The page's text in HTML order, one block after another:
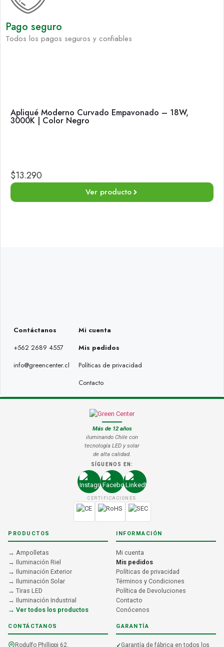
Pago seguro
Todos los pagos seguros y confiables
Apliqué Moderno Curvado Empavonado – 18W,
3000K | Color Negro
$13.290
Ver producto
Contáctanos
+562 2689 4557
info@greencenter.cl
Mi cuenta
Mis pedidos
Políticas de privacidad
Contacto
Más de 12 años
iluminando Chile con
tecnología LED y solar
de alta calidad.
SÍGUENOS EN:
CERTIFICACIONES
PRODUCTOS
→ Ampolletas
→ Iluminación Riel
→ Iluminación Exterior
→ Iluminación Solar
→ Tiras LED
→ Iluminación Industrial
→ Ver todos los productos
INFORMACIÓN
Mi cuenta
Mis pedidos
Políticas de privacidad
Términos y Condiciones
Política de Devoluciones
Contacto
Conócenos
CONTÁCTANOS
Rodulfo Phillippi 62,
GARANTÍA
Garantía de fábrica en todos los